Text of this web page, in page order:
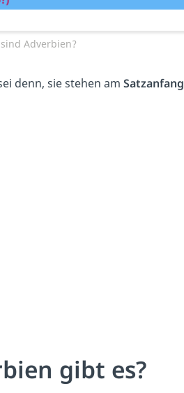
Adverbien?
denn, sie stehen am Satzanfang
gibt es?